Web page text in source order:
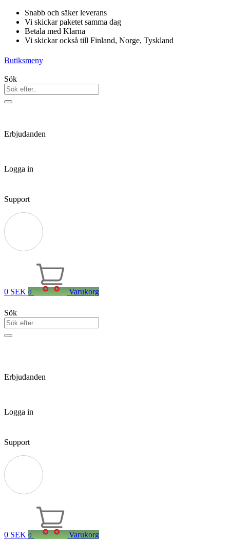
Hoppa
innehåll
Snabb och säker leverans
Vi skickar paketet samma dag
Betala med Klarna
Vi skickar också till Finland, Norge, Tyskland
Butiksmeny
Sök
Erbjudanden
Logga in
Support
0 SEK 0 Varukorg
Sök
Erbjudanden
Logga in
Support
0 SEK 0
Varukorg